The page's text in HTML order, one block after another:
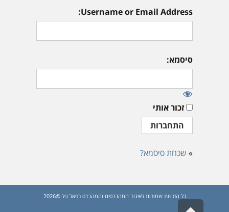
Username or Email Address:
סיסמא:
זכור אותי
» שכחת סיסמא?
כל הזכויות שמורות לאיגוד המהנדסים והמהנדס רפאל גיל ©2026